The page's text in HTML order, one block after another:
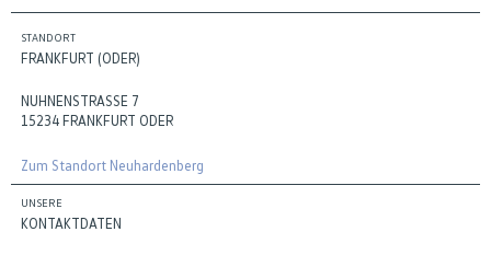
STANDORT
FRANKFURT (ODER)
NUHNENSTRASSE 7
15234 FRANKFURT ODER
Zum Standort Neuhardenberg
UNSERE
KONTAKTDATEN